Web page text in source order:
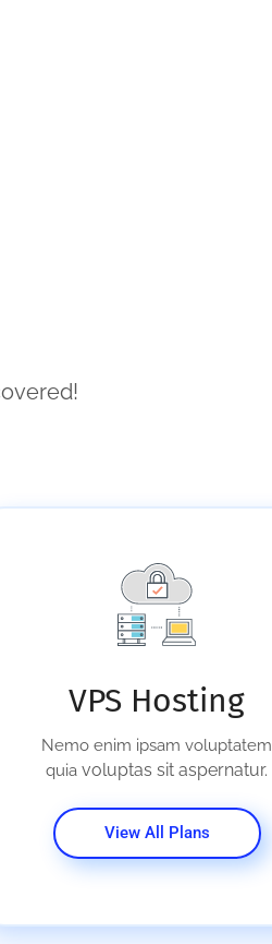
VPS Hosting
Nemo enim ipsam voluptatem
quiavoluptas sit aspernatur.
View All Plans